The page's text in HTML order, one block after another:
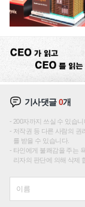
기사댓글0개
200자까지 쓰실 수 있습
저작권 등 다른 사람의 권
를 받을 수 있습니다.
타인에게 불쾌감을 주는
리자의 판단에 의해 삭제